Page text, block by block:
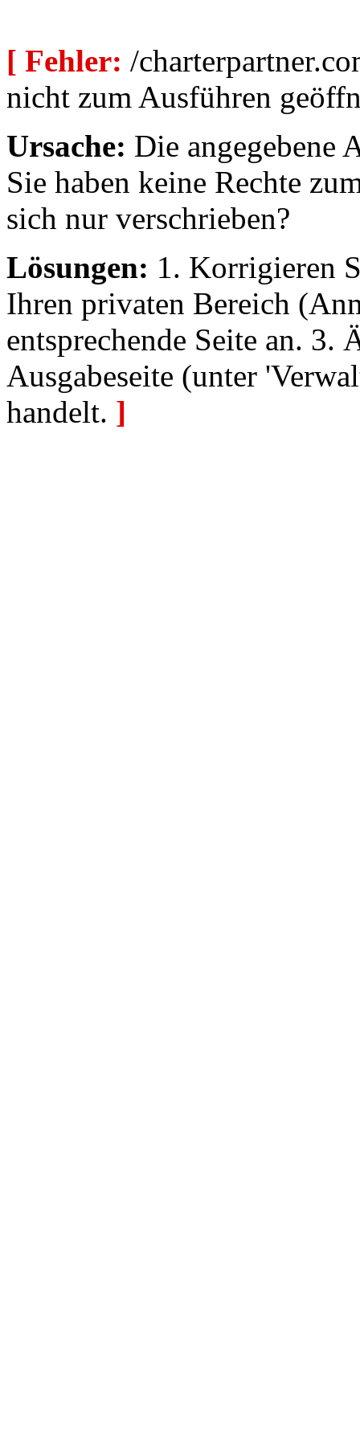
[ Fehler: /
nicht zum Ausführen
Ursache: Die angegebene
Sie haben keine Rechte
sich nur verschrieben?
Lösungen: 1. Korrigieren
Ihren privaten Bereich
entsprechende Seite an. 3.
Ausgabeseite (unter
handelt. ]